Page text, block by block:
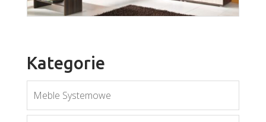
Inez Plus
Kategorie
Meble Systemowe